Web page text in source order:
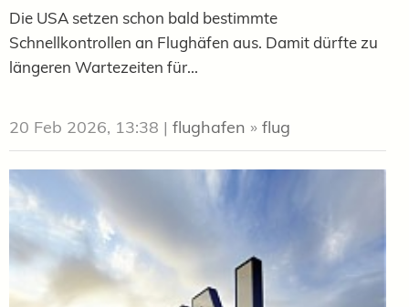
Die USA setzen schon bald bestimmte
Schnellkontrollen an Flughäfen aus. Damit dürfte zu
längeren Wartezeiten für...
20 Feb 2026, 13:38 | flughafen » flug